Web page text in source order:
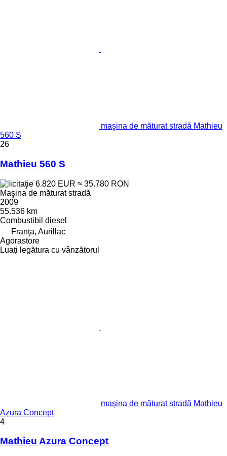
maşina de măturat stradă Mathieu
560 S
26
Mathieu 560 S
6.820 EUR ≈ 35.780 RON
Maşina de măturat stradă
2009
55.536 km
Combustibil diesel
Franţa, Aurillac
Agorastore
Luați legătura cu vânzătorul
maşina de măturat stradă Mathieu
Azura Concept
4
Mathieu Azura Concept